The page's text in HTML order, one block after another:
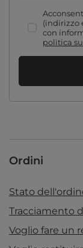
(indirizzo
con
politica
Ordini
Stato
Tracciamento
Voglio fare un